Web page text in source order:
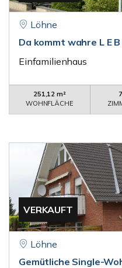
Löhne
Da kommt wahre L E B
Einfamilienhaus
251,12 m²
WOHNFLÄCHE
7
VERKAUFT
Löhne
Gemütliche Single-